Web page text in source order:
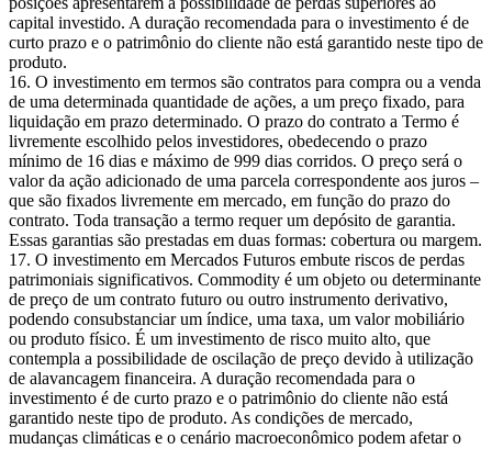
capital investido. A duração recomendada para o investimento é de
curto prazo e o patrimônio do cliente não está garantido neste tipo de
produto.
O investimento em termos são contratos para compra ou a venda
de uma determinada quantidade de ações, a um preço fixado, para
liquidação em prazo determinado. O prazo do contrato a Termo é
livremente escolhido pelos investidores, obedecendo o prazo
mínimo de 16 dias e máximo de 999 dias corridos. O preço será o
valor da ação adicionado de uma parcela correspondente aos juros –
que são fixados livremente em mercado, em função do prazo do
contrato. Toda transação a termo requer um depósito de garantia.
Essas garantias são prestadas em duas formas: cobertura ou margem.
O investimento em Mercados Futuros embute riscos de perdas
patrimoniais significativos. Commodity é um objeto ou determinante
de preço de um contrato futuro ou outro instrumento derivativo,
podendo consubstanciar um índice, uma taxa, um valor mobiliário
ou produto físico. É um investimento de risco muito alto, que
contempla a possibilidade de oscilação de preço devido à utilização
de alavancagem financeira. A duração recomendada para o
investimento é de curto prazo e o patrimônio do cliente não está
garantido neste tipo de produto. As condições de mercado,
mudanças climáticas e o cenário macroeconômico podem afetar o